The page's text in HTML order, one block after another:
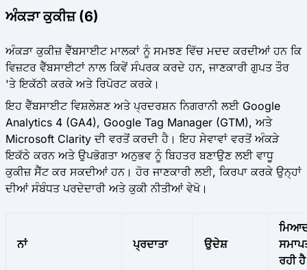
ਅੰਕੜਾ ਕੁਕੀਜ਼ (6)
ਅੰਕੜਾ ਕੁਕੀਜ਼ ਵੈੱਬਸਾਈਟ ਮਾਲਕਾਂ ਨੂੰ ਸਮਝਣ ਵਿੱਚ ਮਦਦ ਕਰਦੀਆਂ ਹਨ ਕਿ
ਵਿਜ਼ਟਰ ਵੈੱਬਸਾਈਟਾਂ ਨਾਲ ਕਿਵੇਂ ਸੰਪਰਕ ਕਰਦੇ ਹਨ, ਜਾਣਕਾਰੀ ਗੁਪਤ ਤੌਰ
'ਤੇ ਇਕੱਠੀ ਕਰਕੇ ਅਤੇ ਰਿਪੋਰਟ ਕਰਕੇ।
ਇਹ ਵੈੱਬਸਾਈਟ ਵਿਸ਼ਲੇਸ਼ਣ ਅਤੇ ਪ੍ਰਦਰਸ਼ਨ ਨਿਗਰਾਨੀ ਲਈ Google
Analytics 4 (GA4), Google Tag Manager (GTM), ਅਤੇ
Microsoft Clarity ਦੀ ਵਰਤੋਂ ਕਰਦੀ ਹੈ। ਇਹ ਸੇਵਾਵਾਂ ਵਰਤੋਂ ਅੰਕੜੇ
ਇਕੱਠੇ ਕਰਨ ਅਤੇ ਉਪਭੋਗਤਾ ਅਨੁਭਵ ਨੂੰ ਬਿਹਤਰ ਬਣਾਉਣ ਲਈ ਵਾਧੂ
ਕੁਕੀਜ਼ ਸੈੱਟ ਕਰ ਸਕਦੀਆਂ ਹਨ। ਹੋਰ ਜਾਣਕਾਰੀ ਲਈ, ਕਿਰਪਾ ਕਰਕੇ ਉਨ੍ਹਾਂ
ਦੀਆਂ ਸੰਬੰਧਤ ਪਰਦੇਦਾਰੀ ਅਤੇ ਕੁਕੀ ਨੀਤੀਆਂ ਵੇਖੋ।
ਨਾਂ ਪ੍ਰਦਾਤਾ ਉਦੇਸ਼
ਰਹੀ ਹੈ